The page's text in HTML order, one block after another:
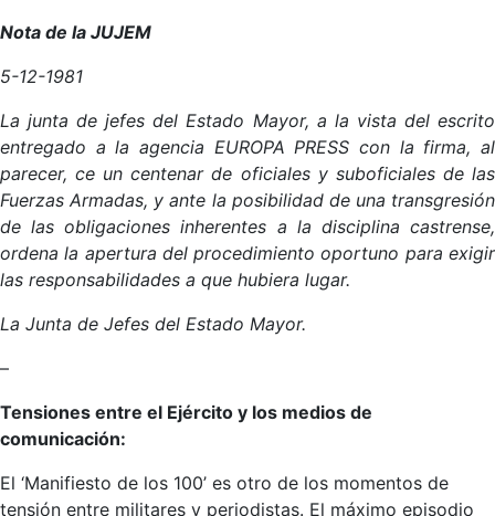
Nota de la JUJEM
5-12-1981
La junta de jefes del Estado Mayor, a la vista del escrito
entregado a la agencia EUROPA PRESS con la firma, al
parecer, ce un centenar de oficiales y suboficiales de las
Fuerzas Armadas, y ante la posibilidad de una transgresión
de las obligaciones inherentes a la disciplina castrense,
ordena la apertura del procedimiento oportuno para exigir
las responsabilidades a que hubiera lugar.
La Junta de Jefes del Estado Mayor.
–
Tensiones entre el Ejército y los medios de
comunicación:
El ‘Manifiesto de los 100’ es otro de los momentos de
tensión entre militares y periodistas. El máximo episodio